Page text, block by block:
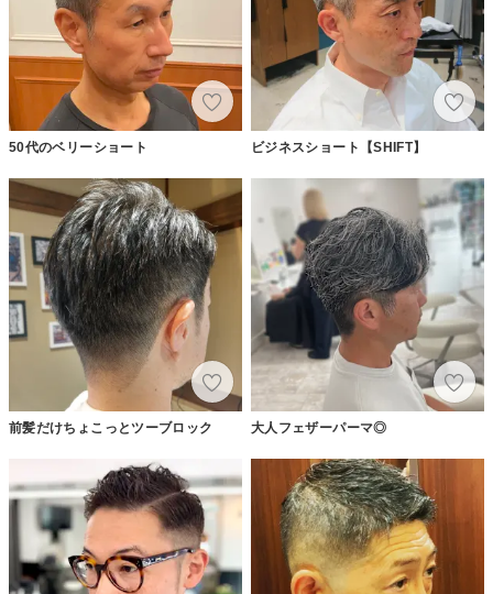
50代のベリーショート ビジネスショート【SHIFT】
前髪だけちょこっとツーブロック 大人フェザーパーマ◎